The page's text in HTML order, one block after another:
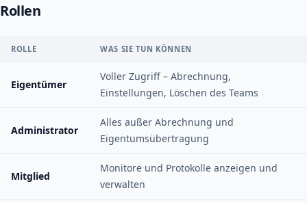
Rollen
ROLLE WAS SIE TUN KÖNNEN
Eigentümer
Voller Zugriff – Abrechnung,
Einstellungen, Löschen des Teams
Administrator
Alles außer Abrechnung und
Eigentumsübertragung
Mitglied
Monitore und Protokolle anzeigen und
verwalten